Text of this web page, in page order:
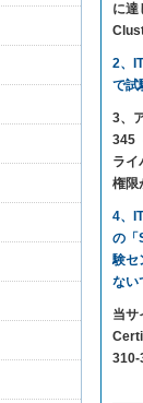
に
2、
で試
3、
345
ライ
権限
4、
の「
験セ
ない
当サ
310-